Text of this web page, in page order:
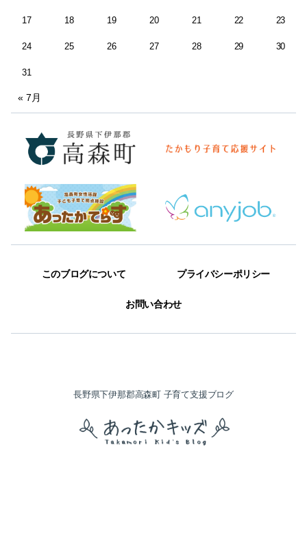
17 18 19 20 21 22 23
24 25 26 27 28 29 30
31
« 7月
このブログについて プライバシーポリシー
お問い合わせ
長野県下伊那郡高森町 子育て支援ブログ